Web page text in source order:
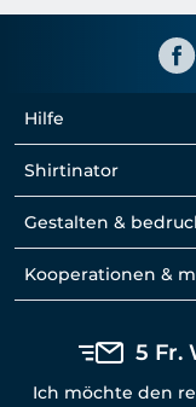
Hilfe
Shirtinator
Gestalten &
Kooperationen &
5 Fr.
Ich möchte den